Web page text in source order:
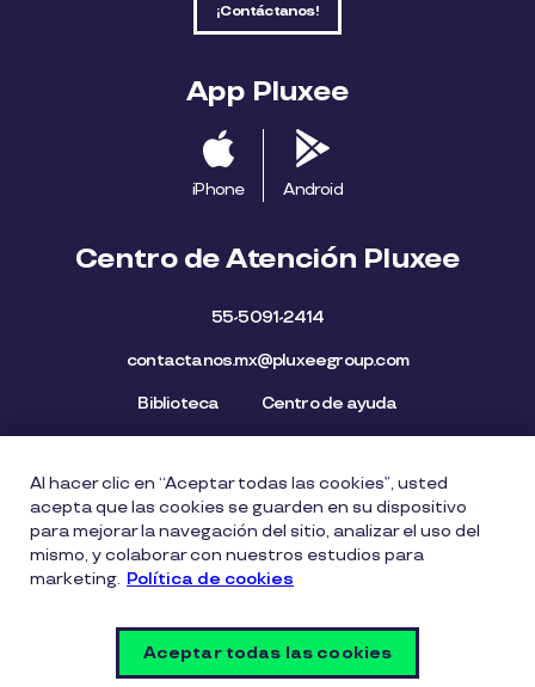
¡Contáctanos!
App Pluxee
iPhone Android
Centro de Atención Pluxee
55-5091-2414
contactanos.mx@pluxeegroup.com
Biblioteca Centro de ayuda
Mapa del Sitio Aviso de privacidad Política de cookies
Licencia de Uso de Marca Política de Denuncia
Carta Ética Lista de precios
Información
Al hacer clic en “Aceptar todas las cookies”, usted
acepta que las cookies se guarden en su dispositivo
para mejorar la navegación del sitio, analizar el uso del
mismo, y colaborar con nuestros estudios para
marketing. Política de cookies
Aceptar todas las cookies